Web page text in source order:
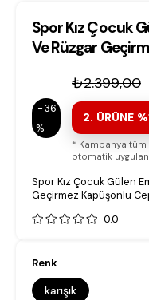
Spor Kız Çocuk
Ve Rüzgar
36
₺2.399,00
2. ÜRÜNE
* Kampanya
otomatik
Spor Kız Çocuk Gülen
Geçirmez Kapüşonlu
0.0
Renk
karışık